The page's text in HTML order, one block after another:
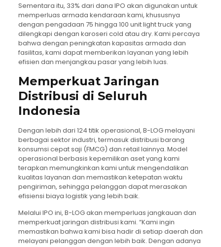
Sementara itu, 33% dari dana IPO akan digunakan untuk
memperluas armada kendaraan kami, khususnya
dengan pengadaan 75 hingga 100 unit light truck yang
dilengkapi dengan karoseri cold atau dry. Kami percaya
bahwa dengan peningkatan kapasitas armada dan
fasilitas, kami dapat memberikan layanan yang lebih
efisien dan menjangkau pasar yang lebih luas.
Memperkuat Jaringan
Distribusi di Seluruh
Indonesia
Dengan lebih dari 124 titik operasional, B-LOG melayani
berbagai sektor industri, termasuk distribusi barang
konsumsi cepat saji (FMCG) dan retail lainnya. Model
operasional berbasis kepemilikan aset yang kami
terapkan memungkinkan kami untuk mengendalikan
kualitas layanan dan memastikan ketepatan waktu
pengiriman, sehingga pelanggan dapat merasakan
efisiensi biaya logistik yang lebih baik.
Melalui IPO ini, B-LOG akan memperluas jangkauan dan
memperkuat jaringan distribusi kami. “Kami ingin
memastikan bahwa kami bisa hadir di setiap daerah dan
melayani pelanggan dengan lebih baik. Dengan adanya